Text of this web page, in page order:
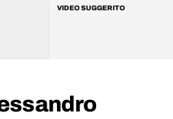
VIDEO SUGGERITO